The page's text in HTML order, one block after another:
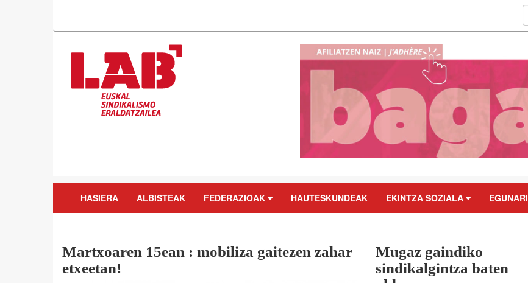
HASIERA ALBISTEAK FEDERAZIOAK HAUTESKUNDEAK EKINTZA SOZIALA EGUNARI
Martxoaren 15ean : mobiliza gaitezen zahar
etxeetan!
Mugaz gaindiko
sindikalgintza baten